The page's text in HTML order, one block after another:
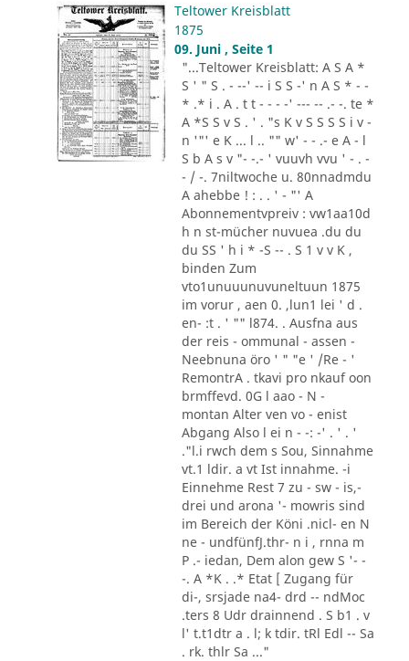
Teltower Kreisblatt
1875
09. Juni , Seite 1
"...Teltower Kreisblatt: A S A *
S ' " S . - --' -- i S S -' n A S * - -
* .* i . A . t t - - - -' --- -- .- -. te *
A *S S v S . ' . "s K v S S S S i v -
n '"' e K ... l .. "" w' - - .- e A - l
S b A s v "- -.- ' vuuvh vvu ' - . -
- / -. 7niltwoche u. 80nnadmdu
A ahebbe ! : . . ' - "' A
Abonnementvpreiv : vw1aa10d
h n st-mücher nuvuea .du du
du SS ' h i * -S -- . S 1 v v K ,
binden Zum
vto1unuuunuvuneltuun 1875
im vorur , aen 0. ,lun1 lei ' d .
en- :t . ' "" l874. . Ausfna aus
der reis - ommunal - assen -
Neebnuna öro ' " "e ' /Re - '
RemontrA . tkavi pro nkauf oon
brmffevd. 0G l aao - N -
montan Alter ven vo - enist
Abgang Also l ei n - -: -' . ' . '
."l.i rwch dem s Sou, Sinnahme
vt.1 ldir. a vt Ist innahme. -i
Einnehme Rest 7 zu - sw - is,-
drei und arona '- mowris sind
im Bereich der Köni .nicl- en N
ne - undfünfJ.thr- n i , rnna m
P .- iedan, Dem alon gew S '- -
-. A *K . .* Etat [ Zugang für
di-, srsjade na4- drd -- ndMoc
.ters 8 Udr drainnend . S b1 . v
l' t.t1dtr a . l; k tdir. tRl Edl -- Sa
. rk. thlr Sa ..."